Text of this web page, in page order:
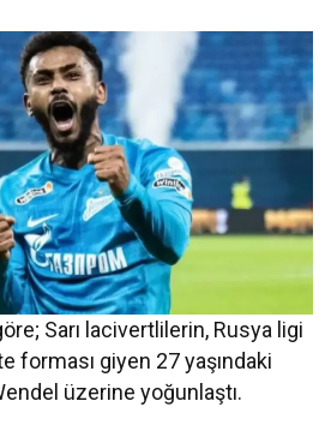
Sarı lacivertlilerin, Rusya ligi
forması giyen 27 yaşındaki
üzerine yoğunlaştı.